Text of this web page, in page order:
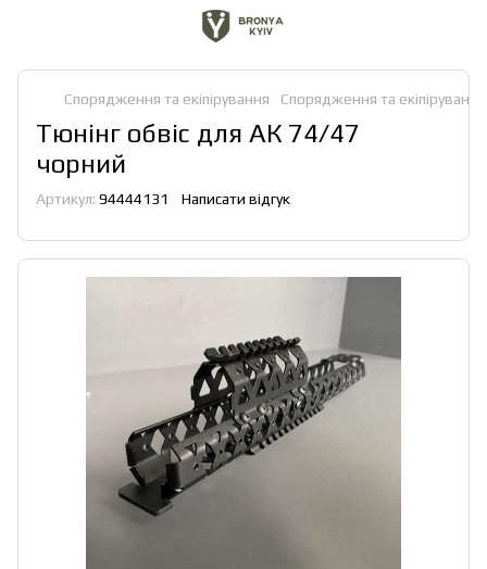
Спорядження та екіпірування Спорядження та
Тюнінг обвіс для АК 74/47
чорний
Артикул: 94444131 Написати відгук